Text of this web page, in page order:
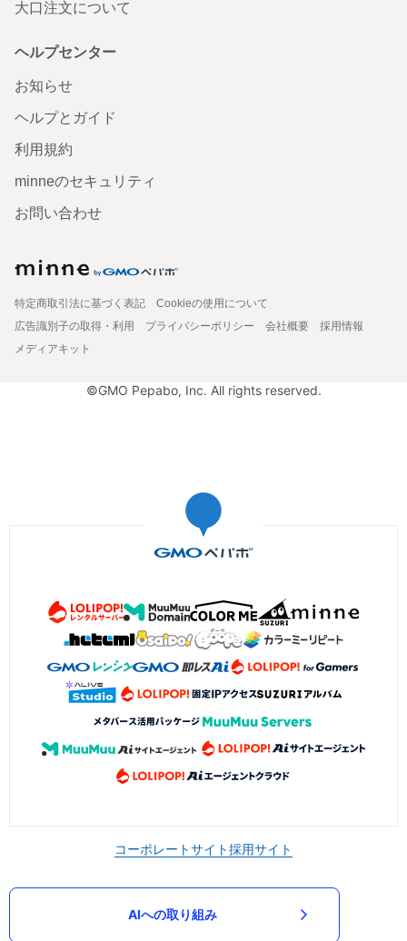
大口注文について
ヘルプセンター
お知らせ
ヘルプとガイド
利用規約
minneのセキュリティ
お問い合わせ
特定商取引法に基づく表記
Cookieの使用について
広告識別子の取得・利用
プライバシーポリシー 会社概要
採用情報
メディアキット
©GMO Pepabo, Inc. All rights reserved.
コーポレートサイト採用サイト
AIへの取り組み